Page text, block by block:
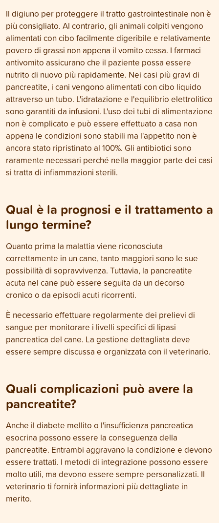
Il digiuno per proteggere il tratto gastrointestinale non è
più consigliato. Al contrario, gli animali colpiti vengono
alimentati con cibo facilmente digeribile e relativamente
povero di grassi non appena il vomito cessa. I farmaci
antivomito assicurano che il paziente possa essere
nutrito di nuovo più rapidamente. Nei casi più gravi di
pancreatite, i cani vengono alimentati con cibo liquido
attraverso un tubo. L'idratazione e l'equilibrio elettrolitico
sono garantiti da infusioni. L'uso dei tubi di alimentazione
non è complicato e può essere effettuato a casa non
appena le condizioni sono stabili ma l'appetito non è
ancora stato ripristinato al 100%. Gli antibiotici sono
raramente necessari perché nella maggior parte dei casi
si tratta di infiammazioni sterili.
Qual è la prognosi e il trattamento a
lungo termine?
Quanto prima la malattia viene riconosciuta
correttamente in un cane, tanto maggiori sono le sue
possibilità di sopravvivenza. Tuttavia, la pancreatite
acuta nel cane può essere seguita da un decorso
cronico o da episodi acuti ricorrenti.
È necessario effettuare regolarmente dei prelievi di
sangue per monitorare i livelli specifici di lipasi
pancreatica del cane. La gestione dettagliata deve
essere sempre discussa e organizzata con il veterinario.
Quali complicazioni può avere la
pancreatite?
Anche il diabete mellito o l'insufficienza pancreatica
esocrina possono essere la conseguenza della
pancreatite. Entrambi aggravano la condizione e devono
essere trattati. I metodi di integrazione possono essere
molto utili, ma devono essere sempre personalizzati. Il
veterinario ti fornirà informazioni più dettagliate in
merito.